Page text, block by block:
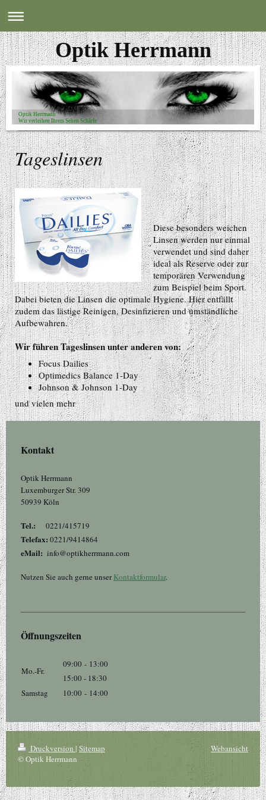
Optik Herrmann
Optik Herrmann
Wir verleihen Ihrem Sehen Schärfe
Tageslinsen
Diese besonders weichen
Linsen werden nur einmal
verwendet und sind daher
ideal als Reserve oder zur
temporären Verwendung
zum Beispiel beim Sport.
Dabei bieten die Linsen die optimale Hygiene. Hier entfällt
zudem das lästige Reinigen, Desinfizieren und umständliche
Aufbewahren.
Wir führen Tageslinsen unter anderen von:
Focus Dailies
Optimedics Balance 1-Day
Johnson & Johnson 1-Day
und vielen mehr
Kontakt
Optik Herrmann
Luxemburger Str. 309
50939 Köln
Tel.: 0221/415719
Telefax: 0221/9414864
eMail: info@optikherrmann.com
Nutzen Sie auch gerne unserKontaktformular.
Öffnungszeiten
Mo.-Fr.
09:00 - 13:00
15:00 - 18:30
Samstag
10:00 - 14:00
Druckversion | Sitemap
© Optik Herrmann
Webansicht